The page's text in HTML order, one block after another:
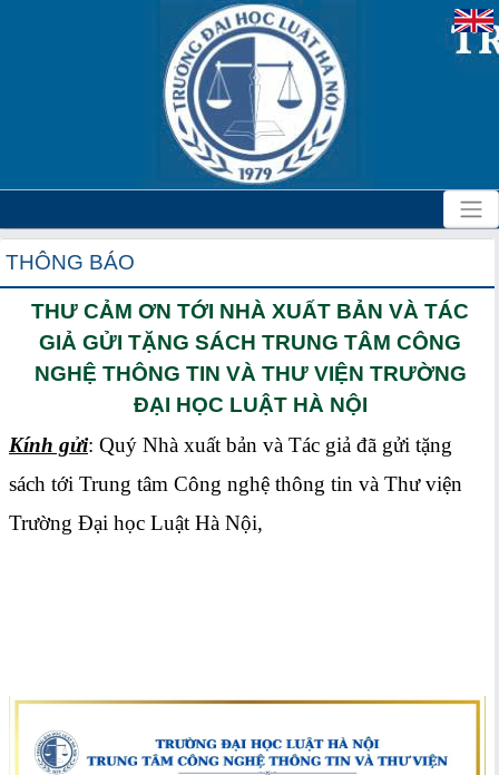
THÔNG BÁO
THƯ CẢM ƠN TỚI NHÀ XUẤT BẢN VÀ TÁC
GIẢ GỬI TẶNG SÁCH TRUNG TÂM CÔNG
NGHỆ THÔNG TIN VÀ THƯ VIỆN TRƯỜNG
ĐẠI HỌC LUẬT HÀ NỘI
Kính gửi: Quý Nhà xuất bản và Tác giả đã gửi tặng
sách tới Trung tâm Công nghệ thông tin và Thư viện
Trường Đại học Luật Hà Nội,